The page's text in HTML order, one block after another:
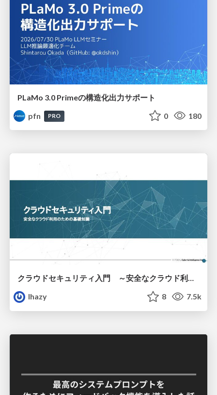
PLaMo 3.0 Primeの構造化出力サポート
pfn
PRO 0 180
クラウドセキュリティ入門 ～安全なクラウド利用のための基礎知識～
lhazy
8 7.5k